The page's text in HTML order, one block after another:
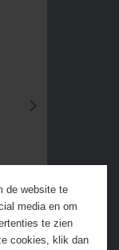
next
de website te
media en om
te zien
cookies, klik dan